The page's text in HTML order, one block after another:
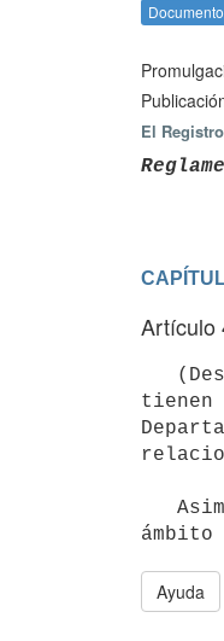
El
Artículo
tienen
Ayuda